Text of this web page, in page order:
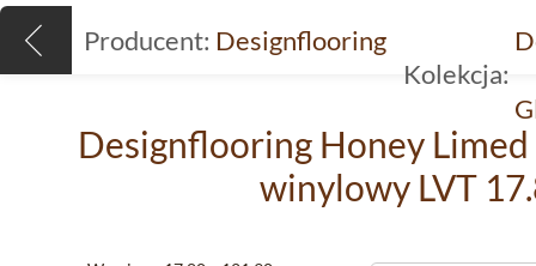
Producent: Designflooring
Kolekcja:
Designflooring Honey
winylowy LVT